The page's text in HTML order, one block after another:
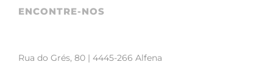
ENCONTRE-NOS
Rua do Grés, 80 | 4445-266 Alfena